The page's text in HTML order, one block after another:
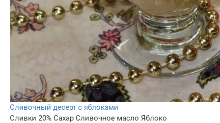
Сливочный десерт с яблоками
Сливки 20% Сахар Сливочное масло Яблоко